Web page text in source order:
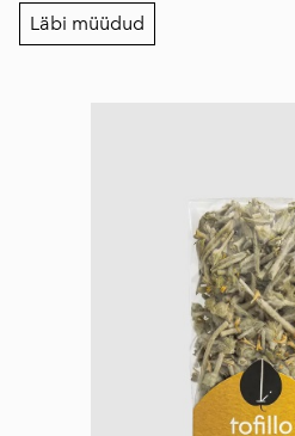
Läbi müüdud